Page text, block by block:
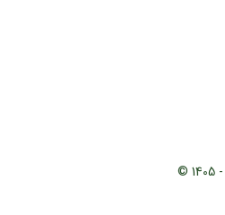
- 1405 ©